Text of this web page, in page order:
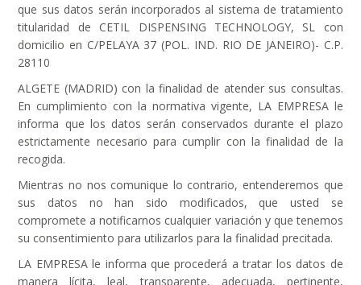
que sus datos serán incorporados al sistema de tratamiento
titularidad de CETIL DISPENSING TECHNOLOGY, SL con
domicilio en C/PELAYA 37 (POL. IND. RIO DE JANEIRO)- C.P.
28110
ALGETE (MADRID) con la finalidad de atender sus consultas.
En cumplimiento con la normativa vigente, LA EMPRESA le
informa que los datos serán conservados durante el plazo
estrictamente necesario para cumplir con la finalidad de la
recogida.
Mientras no nos comunique lo contrario, entenderemos que
sus datos no han sido modificados, que usted se
compromete a notificarnos cualquier variación y que tenemos
su consentimiento para utilizarlos para la finalidad precitada.
LA EMPRESA le informa que procederá a tratar los datos de
manera lícita, leal, transparente, adecuada, pertinente,